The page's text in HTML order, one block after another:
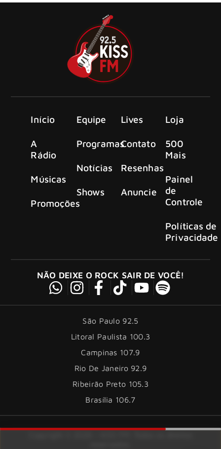
Início
A
Rádio
Músicas
Promoções
Equipe
Programas
Notícias
Shows
Lives
Contato
Resenhas
Anuncie
Loja
500
Mais
Painel
de
Controle
Políticas de
Privacidade
NÃO DEIXE O ROCK SAIR DE VOCÊ!
São Paulo 92.5
Litoral Paulista 100.3
Campinas 107.9
Rio De Janeiro 92.9
Ribeirão Preto 105.3
Brasília 106.7